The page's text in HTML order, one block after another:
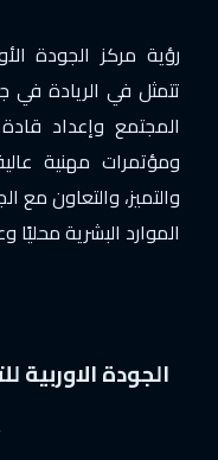
رؤية مركز الجودة
تتمثل في الريادة في
المجتمع وإعداد
ومؤتمرات مهنية
والتميز، والتعاون مع
الموارد البشرية محليًا
الجودة الاوربية